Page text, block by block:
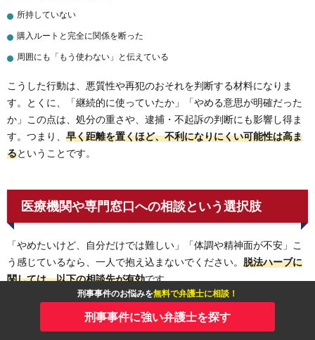
刑事事件のお悩みを無料で弁護士に相談！
刑事事件に強い弁護士を探す
所持していない
購入ルートと完全に関係を断った
周囲にも「もう使わない」と伝えている
こうした行動は、悪質性や再犯のおそれを判断する材料になりま
す。とくに、「継続的に使っていたか」「やめる意思が明確だった
か」この点は、処分の重さや、逮捕・不起訴の判断にも影響し得ま
す。つまり、 早く距離を置くほど、不利になりにくい可能性は高ま
るということです。
医療機関や専門窓口への相談という選択肢
「やめたいけど、自分だけでは難しい」「体調や精神面が不安」こ
う感じているなら、一人で抱え込まないでください。 脱法ハーブに
関しては、以下の相談先が有効です。
医療機関
依存症相談窓口